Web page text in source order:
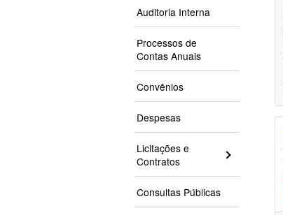
Auditoria Interna
Processos de
Contas Anuais
Convênios
Despesas
Licitações e
Contratos
Consultas Públicas